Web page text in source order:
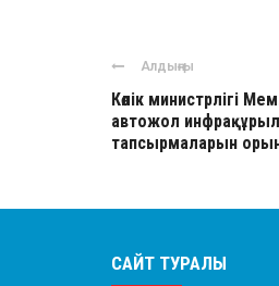
Алдыңғы
Көлік министрлігі
автожол
тапсырмаларын
САЙТ ТУРАЛЫ